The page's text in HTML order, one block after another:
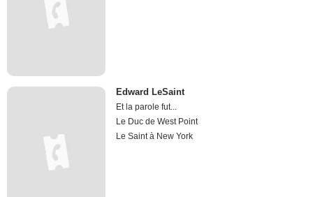
Edward LeSaint
Et la parole fut...
Le Duc de West Point
Le Saint à New York